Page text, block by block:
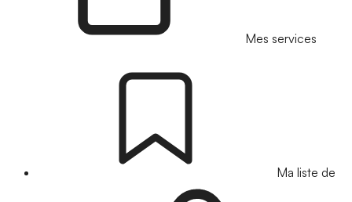
Mes services
Ma liste de